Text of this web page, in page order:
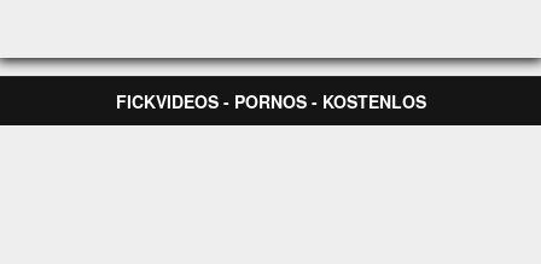
FICKVIDEOS - PORNOS - KOSTENLOS